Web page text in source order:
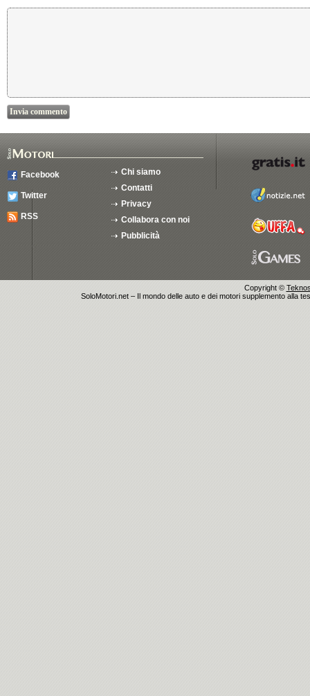
Facebook
Twitter
RSS
Chi siamo
Contatti
Privacy
Collabora con noi
Pubblicità
Copyright ©
SoloMotori.net – Il mondo delle auto e dei motori supplemento alla